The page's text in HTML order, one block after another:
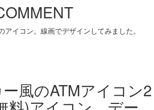
イコン。線画でデザインしてみました。
風のATMアイコン2